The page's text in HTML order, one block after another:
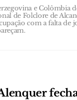
e Colômbia
de Folclore de
com a falta de